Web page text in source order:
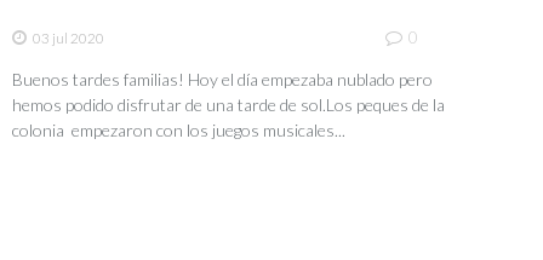
03 jul 2020 0
Buenos tardes familias! Hoy el día empezaba nublado pero
hemos podido disfrutar de una tarde de sol.Los peques de la
colonia empezaron con los juegos musicales...